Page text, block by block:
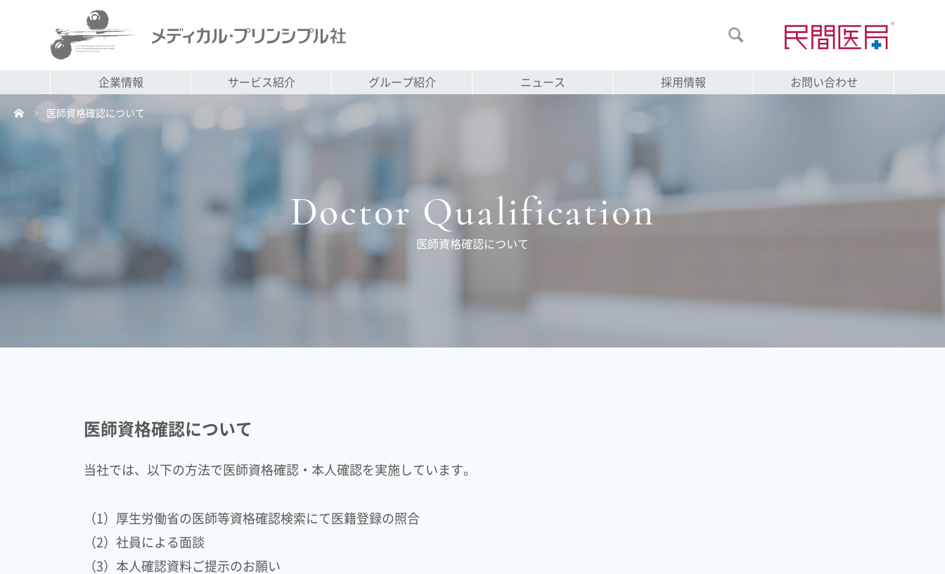

企業情報 サービス紹介 グループ紹介 ニュース 採用情報 お問い合わせ
Doctor Qualification
医師資格確認について
＞ 医師資格確認について
医師資格確認について
当社では、以下の方法で医師資格確認・本人確認を実施しています。
（1）厚生労働省の医師等資格確認検索にて医籍登録の照合
（2）社員による面談
（3）本人確認資料ご提示のお願い